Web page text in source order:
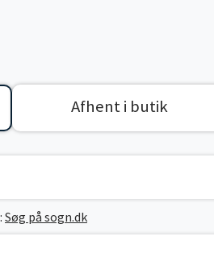
Afhent i butik
Søg på sogn.dk